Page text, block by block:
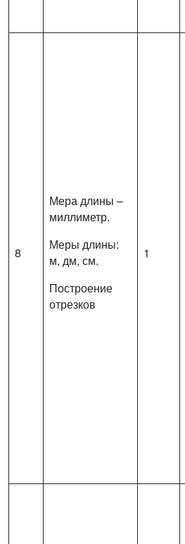
8
Мера длины –
миллиметр.
Меры длины:
м, дм, см.
Построение
отрезков
1